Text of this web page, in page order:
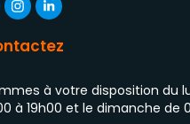
à votre disposition du
à 19h00 et le dimanche de